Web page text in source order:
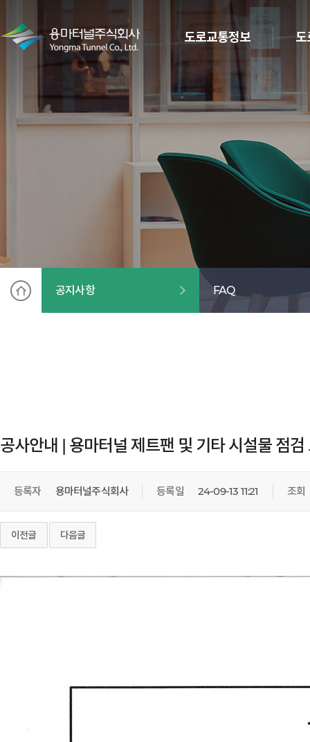
도로교통정보 도
공지사항 FAQ
공사안내 | 용마터널 제트팬 및 기타 시설물 점
등록자 용마터널주식회사 등록일 24-09-13 11:21 조회
이전글 다음글